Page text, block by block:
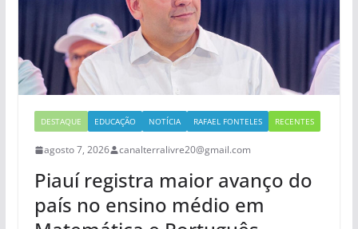
DESTAQUE EDUCAÇÃO NOTÍCIA RAFAEL FONTELES RECENTES
agosto 7, 2026 canalterralivre20@gmail.com
Piauí registra maior avanço do
país no ensino médio em